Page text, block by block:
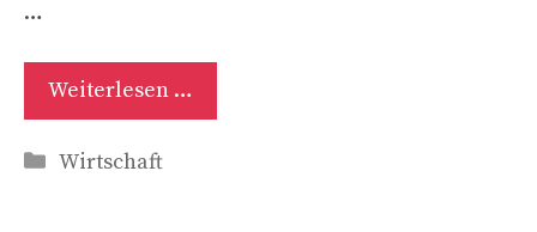
…
Weiterlesen …
Kategorien
Wirtschaft